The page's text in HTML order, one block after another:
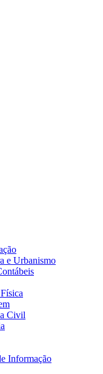
e Urbanismo
Civil
Informação